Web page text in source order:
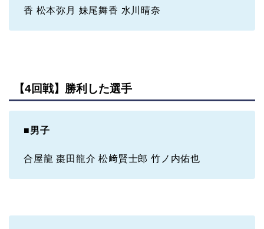
香 松本弥月 妹尾舞香 水川晴奈
【4回戦】勝利した選手
■男子
合屋龍 棗田龍介 松﨑賢士郎 竹ノ内佑也